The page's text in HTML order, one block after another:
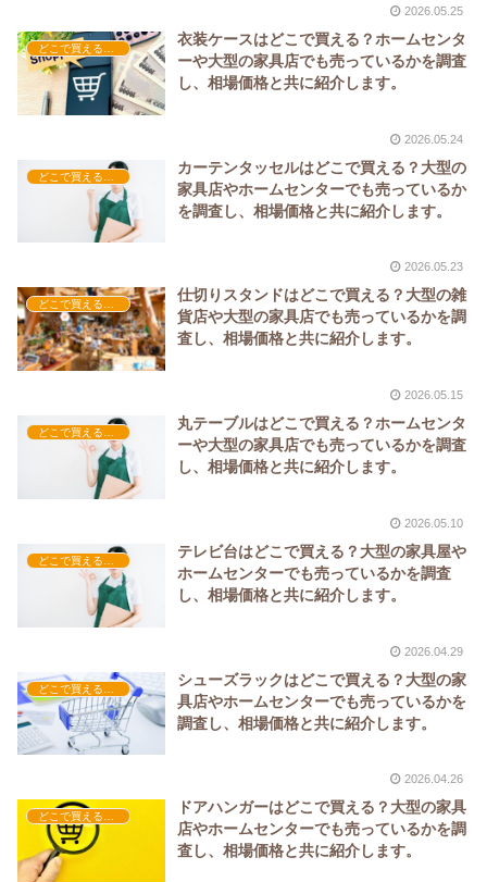
2026.05.25
衣装ケースはどこで買える？ホームセンタ
ーや大型の家具店でも売っているかを調査
し、相場価格と共に紹介します。
2026.05.24
カーテンタッセルはどこで買える？大型の
家具店やホームセンターでも売っているか
を調査し、相場価格と共に紹介します。
2026.05.23
どこで買える？-家具
仕切りスタンドはどこで買える？大型の雑
貨店や大型の家具店でも売っているかを調
査し、相場価格と共に紹介します。
2026.05.15
丸テーブルはどこで買える？ホームセンタ
ーや大型の家具店でも売っているかを調査
し、相場価格と共に紹介します。
2026.05.10
テレビ台はどこで買える？大型の家具屋や
ホームセンターでも売っているかを調査
し、相場価格と共に紹介します。
2026.04.29
シューズラックはどこで買える？大型の家
具店やホームセンターでも売っているかを
調査し、相場価格と共に紹介します。
2026.04.26
どこで買える？-家具
ドアハンガーはどこで買える？大型の家具
店やホームセンターでも売っているかを調
査し、相場価格と共に紹介します。